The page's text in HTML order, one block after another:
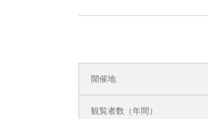
開催地
観覧者数（年間）